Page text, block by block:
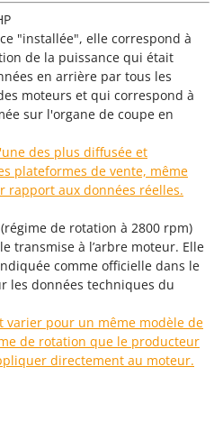
"installée", elle correspond à
de la puissance qui était
en arrière par tous les
moteurs et qui correspond à
sur l'organe de coupe en
des plus diffusée et
plateformes de vente, même
rapport aux données réelles.
régime de rotation à 2800 rpm)
transmise à l’arbre moteur. Elle
comme officielle dans le
les données techniques du
varier pour un même modèle de
de rotation que le producteur
directement au moteur.